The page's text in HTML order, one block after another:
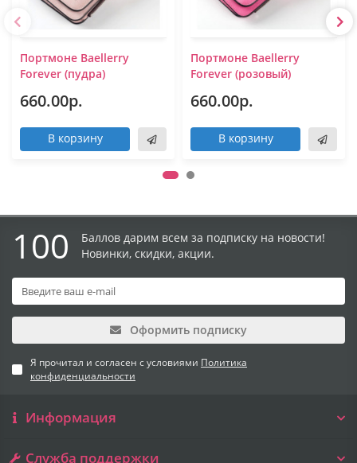
Портмоне Baellerry
Forever (пудра)
660.00р.
В корзину
Портмоне Baellerry
Forever (розовый)
660.00р.
В корзину
100
Баллов дарим всем за подписку на новости!
Новинки, скидки, акции.
Оформить подписку
Я прочитал и согласен с условиями Политика
конфиденциальности
Информация
Служба поддержки